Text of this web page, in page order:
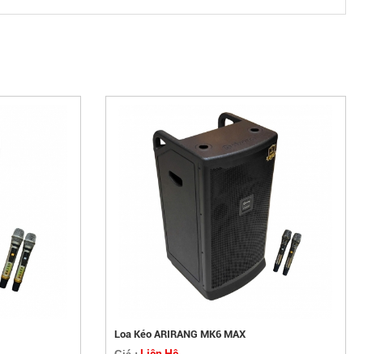
Loa Kéo ARIRANG MK6 MAX